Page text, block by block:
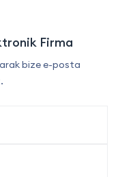
Firma
bize e-posta